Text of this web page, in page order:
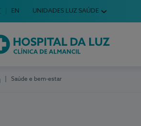
o seu idioma
em Português
English Language
EN UNIDADES LUZ SAÚDE
da Luz Clínica de Almancil
Saúde e bem-estar